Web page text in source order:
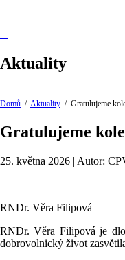
Aktuality
Domů / Aktuality / Gratulujeme
Gratulujeme
25. května 2026 | Autor:
RNDr. Věra Filipová
RNDr. Věra Filipová je
dobrovolnický život